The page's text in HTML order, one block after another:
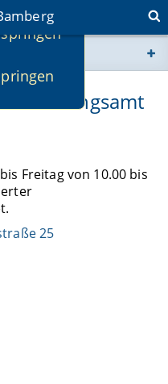
1 Prüfungsamt
Freitag von 10.00 bis
25